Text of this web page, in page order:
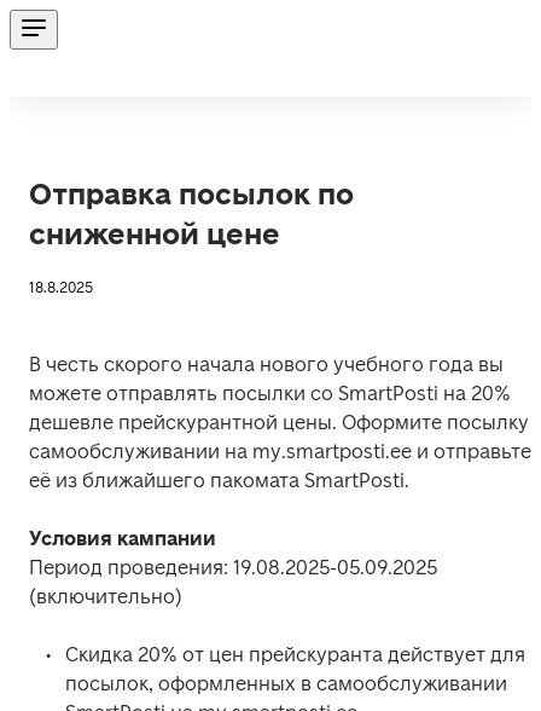
Отправка посылок по
сниженной цене
18.8.2025
В честь скорого начала нового учебного года вы
можете отправлять посылки со SmartPosti на 20%
дешевле прейскурантной цены. Оформите посылку
самообслуживании на my.smartposti.ee и отправьте
её из ближайшего пакомата SmartPosti.
Условия кампании
Период проведения: 19.08.2025-05.09.2025
(включительно)
Скидка 20% от цен прейскуранта действует для
посылок, оформленных в самообслуживании